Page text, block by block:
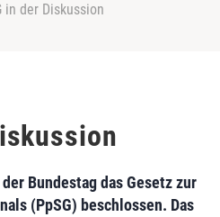
in der Diskussion
Bundestag das Gesetz zur
(PpSG) beschlossen. Das